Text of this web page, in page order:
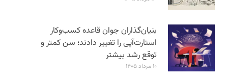
بنیان‌گذاران جوان قاعده کسب‌وکار
استارت‌آپی را تغییر دادند؛ سن‌ کمتر و
توقع رشد بیشتر
۱۰ مرداد ۱۴۰۵